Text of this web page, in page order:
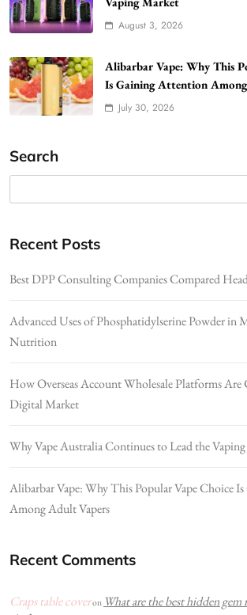
August 3, 2026
Alibarbar Vape: Why This
Is Gaining Attention
July 30, 2026
Search
Recent Posts
Best DPP Consulting Companies Compared
Advanced Uses of Phosphatidylserine Powder in
Nutrition
How Overseas Account Wholesale Platforms
Digital Market
Why Vape Australia Continues to Lead the
Alibarbar Vape: Why This Popular Vape Choice
Among Adult Vapers
Recent Comments
Craps table coveron What are the best hidden